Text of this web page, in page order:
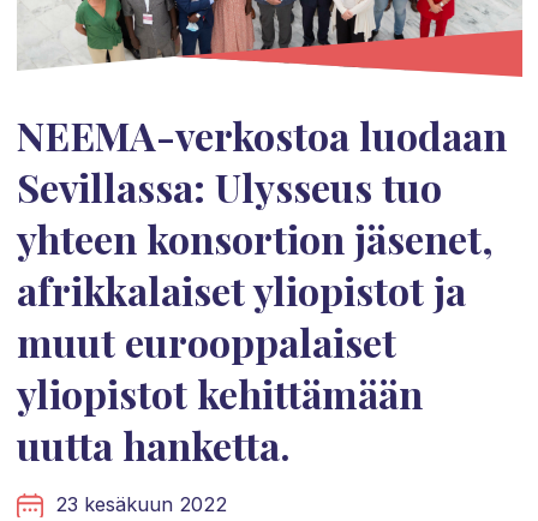
NEEMA-verkostoa luodaan
Sevillassa: Ulysseus tuo
yhteen konsortion jäsenet,
afrikkalaiset yliopistot ja
muut eurooppalaiset
yliopistot kehittämään
uutta hanketta.
23 kesäkuun 2022